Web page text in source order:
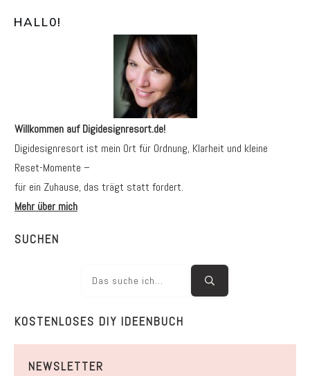
HALL0!
Willkommen auf Digidesignresort.de!
Digidesignresort ist mein Ort für Ordnung, Klarheit und kleine
Reset-Momente –
für ein Zuhause, das trägt statt fordert.
Mehr über mich
SUCHEN
KOSTENLOSES DIY IDEENBUCH
NEWSLETTER